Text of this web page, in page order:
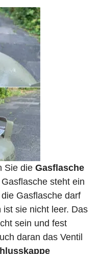
Sie die Gasflasche
steht ein
Gasflasche darf
sie nicht leer. Das
sein und fest
daran das Ventil